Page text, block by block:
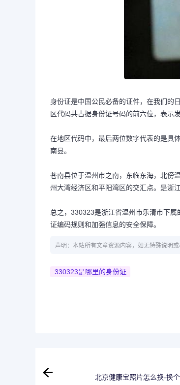
身份证是中国公民必备的证件，在我们的
区代码共占据身份证号码的前六位，表示
在地区代码中，最后两位数字代表的是
南县。
苍南县位于温州市之南，东临东海，北傍
州大湾经济区和平阳湾区的交汇点。是浙
总之，330323是浙江省温州市乐清市下
证编码规则和加强信息的安全保障。
声明：本站所有文章资源内容，如无特殊说明
330323是哪里的身份证
北京健康宝照片怎么换-换